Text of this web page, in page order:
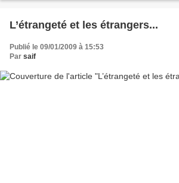
L’étrangeté et les étrangers...
Publié le 09/01/2009 à 15:53
Par saif